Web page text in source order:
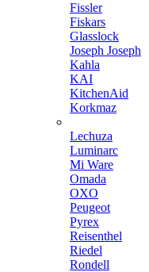
Fissler
Fiskars
Glasslock
Joseph Joseph
Kahla
KAI
KitchenAid
Korkmaz
Lechuza
Luminarc
Mi Ware
Omada
OXO
Peugeot
Pyrex
Reisenthel
Riedel
Rondell